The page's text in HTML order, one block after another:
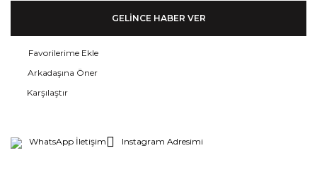
GELİNCE HABER VER
Arkadaşına Öner
Karşılaştır
WhatsApp İletişim Instagram Adresimi